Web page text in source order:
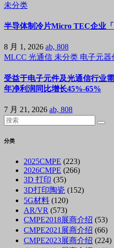
未分类
半导体制冷片Micro TEC企业
8 月 1, 2026 ab, 808
MLCC 光通信 未分类 电子元器
受益于电子元件及光通信行业
年净利润同比增长45%-65%
7 月 21, 2026 ab, 808
分类
2025CMPE (223)
2026CMPE (266)
3D 打印 (35)
3D打印陶瓷 (152)
5G材料 (120)
AR/VR (573)
CMPE2018展商介绍 (53)
CMPE2021展商介绍 (66)
CMPE2023展商介绍 (224)